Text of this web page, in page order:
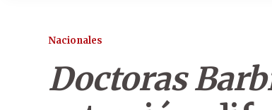
Nacionales
Doctoras